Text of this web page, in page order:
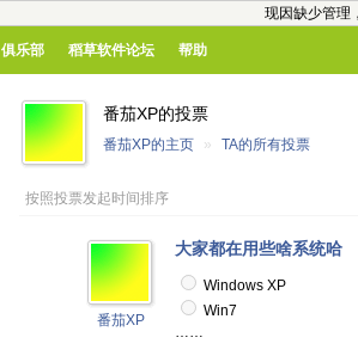
现因缺少管理
俱乐部 稻草软件论坛 帮助
番茄XP的投票
番茄XP的主页 » TA的所有投票
按照投票发起时间排序
番茄XP
大家都在用些啥系统哈
Windows XP
Win7
……